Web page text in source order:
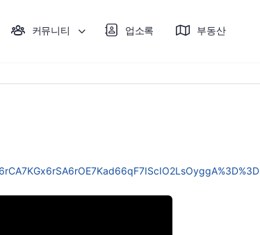
커뮤니티 업소록 부동산